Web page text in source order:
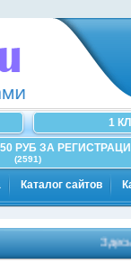
1
РУБ ЗА
(2591)
Каталог сайтов
Здесь